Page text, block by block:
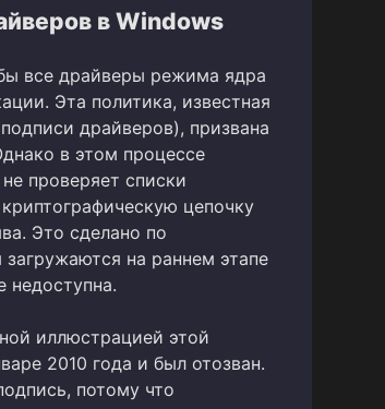
в Windows
все драйверы режима ядра
Эта политика, известная
драйверов), призвана
в этом процессе
проверяет списки
цепочку
Это сделано по
на раннем этапе
недоступна.
иллюстрацией этой
2010 года и был отозван.
потому что